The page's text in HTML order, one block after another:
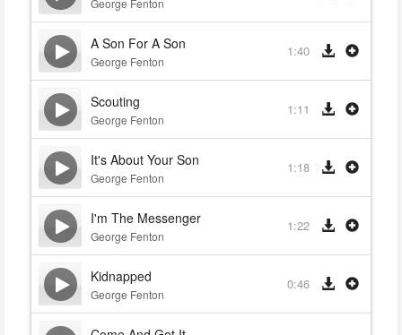
George Fenton
A Son For A Son
George Fenton
1:40
Scouting
George Fenton
1:11
It's About Your Son
George Fenton
1:18
I'm The Messenger
George Fenton
1:22
Kidnapped
George Fenton
0:46